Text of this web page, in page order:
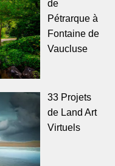
de
Pétrarque à
Fontaine de
Vaucluse
33 Projets
de Land Art
Virtuels